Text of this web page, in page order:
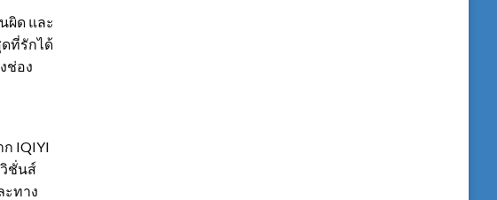
ผิด และ
ที่รักได้
ช่อง
IQIYI
ชั่นส์
ะทาง